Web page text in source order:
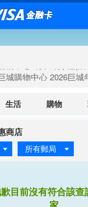
物中心 刷卡郵好禮(
活 有點東西第2波 刷
物中心 刷卡郵好禮(
城購物中心 2026巨
生活 購物
商店
所有郵局
目前沒有符合該